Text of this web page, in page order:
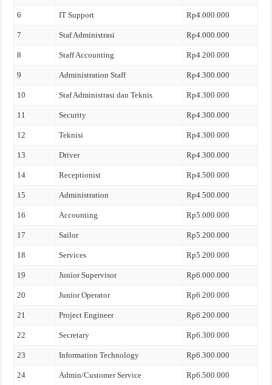
6 IT Support Rp4.000.000
7 Staf Administrasi Rp4.000.000
8 Staff Accounting Rp4.200.000
9 Administration Staff Rp4.300.000
10 Staf Administrasi dan Teknis Rp4.300.000
11 Security Rp4.300.000
12 Teknisi Rp4.300.000
13 Driver Rp4.300.000
14 Receptionist Rp4.500.000
15 Administration Rp4.500.000
16 Accounting Rp5.000.000
17 Sailor Rp5.200.000
18 Services Rp5.200.000
19 Junior Supervisor Rp6.000.000
20 Junior Operator Rp6.200.000
21 Project Engineer Rp6.200.000
22 Secretary Rp6.300.000
23 Information Technology Rp6.300.000
24 Admin/Customer Service Rp6.500.000